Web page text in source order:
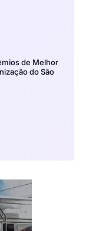
de Melhor
do São